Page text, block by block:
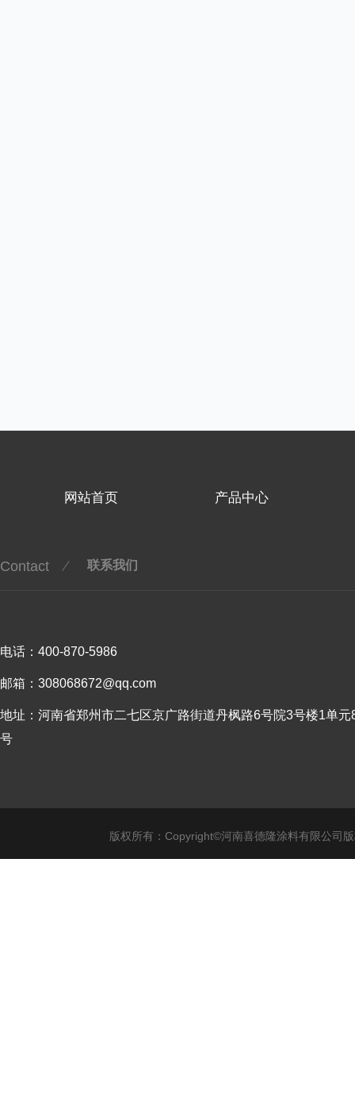
网站首页 产品中心
Contact 联系我们
电话：400-870-5986
邮箱：308068672@qq.com
地址：河南省郑州市二七区京广路街道丹枫路6号院3号楼1单元
号
版权所有：Copyright©河南喜德隆涂料有限公